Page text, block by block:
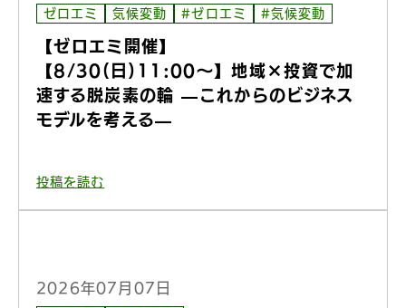
ゼロエミ 気候変動 #ゼロエミ #気候変動
【ゼロエミ開催】
【8/30(日)11:00〜】地域×投資で加
速する脱炭素の輪 —これからのビジネス
モデルを考える—
投稿を読む
2026年07月07日